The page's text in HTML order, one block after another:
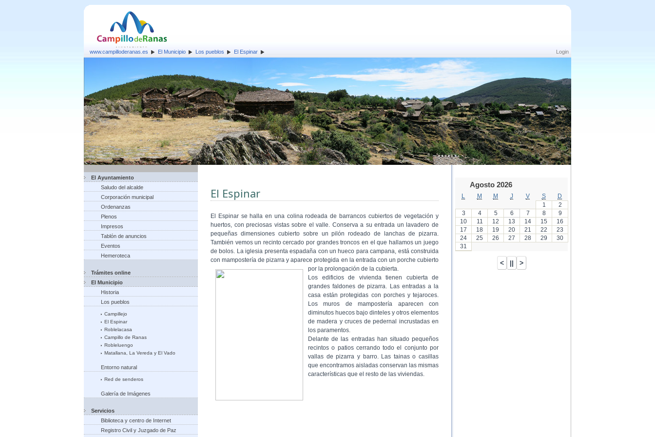
Login
www.campilloderanas.es El Municipio Los pueblos El Espinar
El Ayuntamiento
Saludo del alcalde
Corporación municipal
Ordenanzas
Plenos
Impresos
Tablón de anuncios
Eventos
Hemeroteca
Trámites online
El Municipio
Historia
Los pueblos
Campillejo
El Espinar
Roblelacasa
Campillo de Ranas
Robleluengo
Matallana, La Vereda y El Vado
Entorno natural
Red de senderos
Galería de Imágenes
Servicios
Biblioteca y centro de Internet
Registro Civil y Juzgado de Paz
El Espinar
El Espinar se halla en una colina rodeada de barrancos cubiertos de vegetación y
huertos, con preciosas vistas sobre el valle. Conserva a su entrada un lavadero de
pequeñas dimensiones cubierto sobre un pilón rodeado de lanchas de pizarra.
También vemos un recinto cercado por grandes troncos en el que hallamos un juego
de bolos. La iglesia presenta espadaña con un hueco para campana, está construida
con mampostería de pizarra y aparece protegida en la entrada con un porche cubierto
por la prolongación de la cubierta.
Los edificios de vivienda tienen cubierta de
grandes faldones de pizarra. Las entradas a la
casa están protegidas con porches y tejaroces.
Los muros de mampostería aparecen con
diminutos huecos bajo dinteles y otros elementos
de madera y cruces de pedernal incrustadas en
los paramentos.
Delante de las entradas han situado pequeños
recintos o patios cerrando todo el conjunto por
vallas de pizarra y barro. Las tainas o casillas
que encontramos aisladas conservan las mismas
características que el resto de las viviendas.
Agosto 2026
M M J V S
D
1
2
3
4 5 6 7 8
9
10
11 12 13 14 15
16
17
18 19 20 21 22
23
24
25 26 27 28 29
30
31